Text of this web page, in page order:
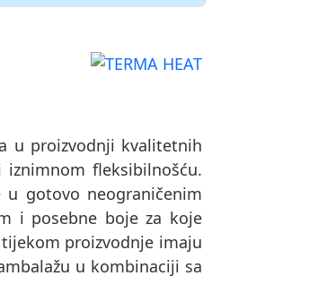
u proizvodnji kvalitetnih
fleksibilnošću.
gotovo neograničenim
i posebne boje za koje
proizvodnje imaju
u kombinaciji sa